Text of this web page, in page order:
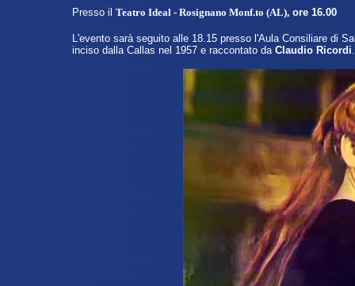
Presso il Teatro Ideal - Rosignano Monf.to (AL), ore 16.00
L'evento sarà seguito alle 18.15 presso l'Aula Consiliare di
inciso dalla Callas nel 1957 e raccontato daClaudio Ricordi.